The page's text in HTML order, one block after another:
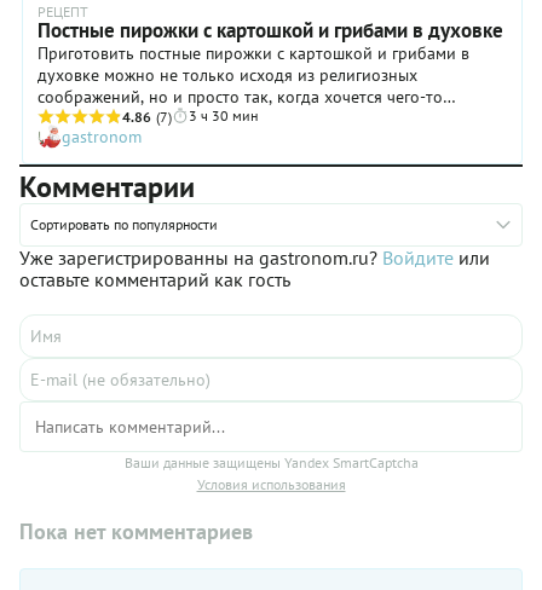
РЕЦЕПТ
Постные пирожки с картошкой и грибами в духовке
Приготовить постные пирожки с картошкой и грибами в
духовке можно не только исходя из религиозных
соображений, но и просто так, когда хочется чего-то
вкусного, но не слишком обременительного для желудка.
Тем более, что тесто по этому рецепту ничуть не хуже
традиционного сдобного, с молоком и яйцами. А уж
картофельно-грибная начинка и вовсе отвлекает от
размышлений на тему, постные ли пирожки перед вами или
скоромные. Главное — вкусные! Постные пирожки с
картошкой и грибами можно подать в чистом виде, к чаю,
или дополнить ими суп или взять выпечку с собой в дорогу.
Всем понравится!
4.86 (7) 3 ч 30 мин
gastronom
Комментарии
Сортировать по популярности
Уже зарегистрированны на gastronom.ru? Войдите или
оставьте комментарий как гость
Ваши данные защищены Yandex SmartCaptcha
Условия использования
Пока нет комментариев